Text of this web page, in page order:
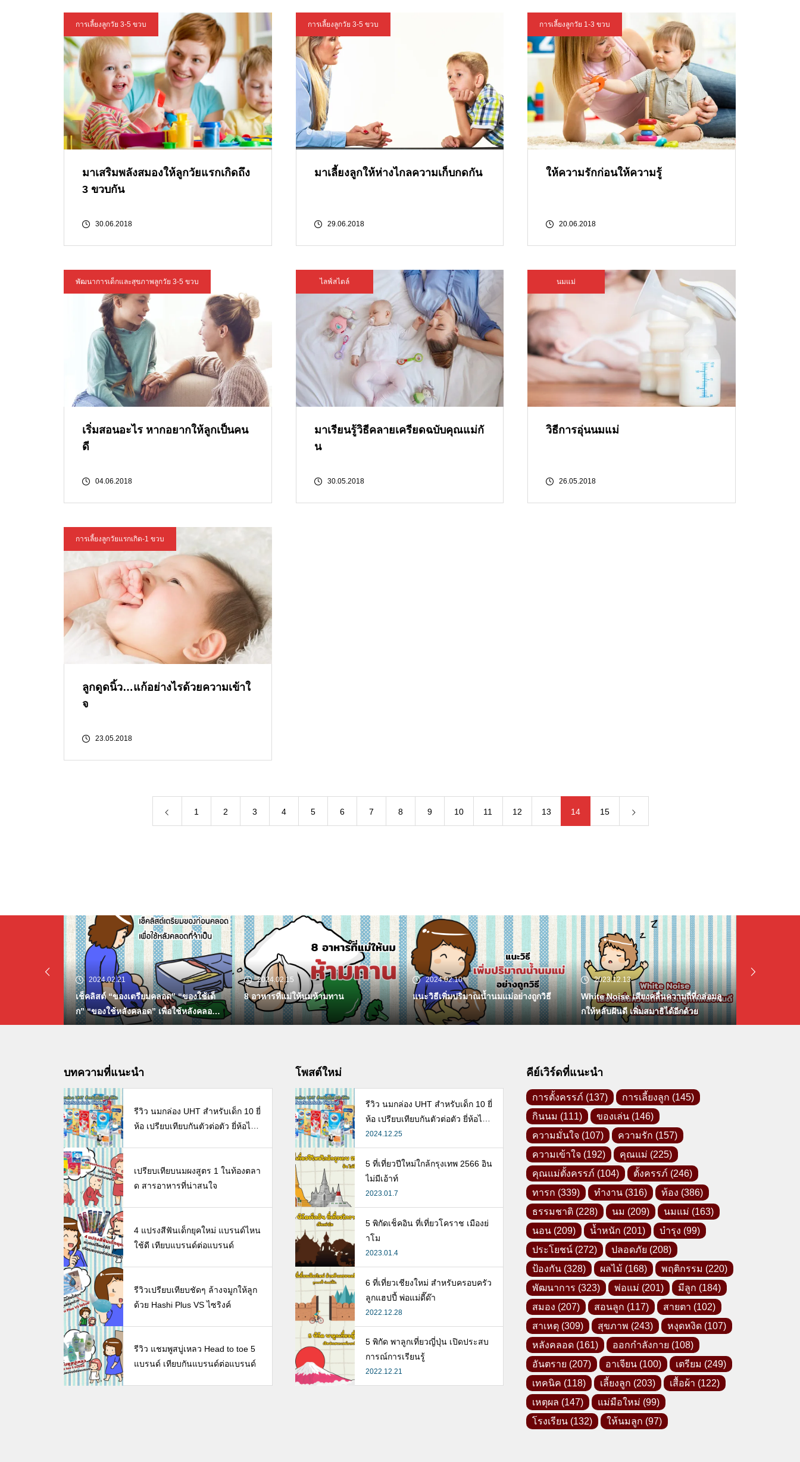
การเลี้ยงลูกวัย 3-5 ขวบ
มาเสริมพลังสมองให้ลูกวัยแรกเกิดถึง
3 ขวบกัน
30.06.2018
การเลี้ยงลูกวัย 3-5 ขวบ
มาเลี้ยงลูกให้ห่างไกลความเก็บกดกัน
29.06.2018
การเลี้ยงลูกวัย 1-3 ขวบ
ให้ความรักก่อนให้ความรู้
20.06.2018
พัฒนาการเด็กและสุขภาพลูกวัย 3-5 ขวบ
เริ่มสอนอะไร หากอยากให้ลูกเป็นคน
ดี
04.06.2018
ไลฟ์สไตล์
มาเรียนรู้วิธีคลายเครียดฉบับคุณแม่กั
น
30.05.2018
นมแม่
วิธีการอุ่นนมแม่
26.05.2018
การเลี้ยงลูกวัยแรกเกิด-1 ขวบ
ลูกดูดนิ้ว…แก้อย่างไรด้วยความเข้าใ
จ
23.05.2018
1 2 3 4 5 6 7 8 9 10 11 12 13 14 15
ลูก
2024.02.21
เช็คลิสต์ “ของเตรียมคลอด” “ของใช้เด็
ก” “ของใช้หลังคลอด” เพื่อใช้หลังคลอด
ที่จำเป็น
2024.02.15
8 อาหารที่แม่ให้นมห้ามทาน
2024.02.10
แนะวิธีเพิ่มปริมาณน้ำนมแม่อย่างถูกวิธี
2023.12.13
White Noise เสียงคลื่นความถี่ที่กล่อมลู
กให้หลับฝันดี เพิ่มสมาธิได้อีกด้วย
บทความที่แนะนำ
รีวิว นมกล่อง UHT สำหรับเด็ก 10 ยี่
ห้อ เปรียบเทียบกันตัวต่อตัว ยี่ห้อไห
เปรียบเทียบนมผงสูตร 1 ในท้องตลา
ด สารอาหารที่น่าสนใจ
4 แปรงสีฟันเด็กยุคใหม่ แบรนด์ไหน
ใช้ดี เทียบแบรนด์ต่อแบรนด์
รีวิวเปรียบเทียบชัดๆ ล้างจมูกให้ลูก
ด้วย Hashi Plus VS ไซริงค์
รีวิว แชมพูสบู่เหลว Head to toe 5
แบรนด์ เทียบกันแบรนด์ต่อแบรนด์
โพสต์ใหม่
รีวิว นมกล่อง UHT สำหรับเด็ก 10 ยี่
ห้อ เปรียบเทียบกันตัวต่อตัว ยี่ห้อไห
นดี พร้อมแนะวิธีการเลือกนมกล่องใ
ห้ลูก
2024.12.25
5 ที่เที่ยวปีใหม่ใกล้กรุงเทพ 2566 อิน
ไม่มีเอ้าท์
2023.01.7
5 พิกัดเช็คอิน ที่เที่ยวโคราช เมืองย่
าโม
2023.01.4
6 ที่เที่ยวเชียงใหม่ สำหรับครอบครัว
ลูกแฮปปี้ พ่อแม่ดี๊ด๊า
2022.12.28
5 พิกัด พาลูกเที่ยวญี่ปุ่น เปิดประสบ
การณ์การเรียนรู้
2022.12.21
คีย์เวิร์ดที่แนะนำ
การตั้งครรภ์ (137) การเลี้ยงลูก (145)
กินนม (111) ของเล่น (146)
ความมั่นใจ (107) ความรัก (157)
ความเข้าใจ (192) คุณแม่ (225)
คุณแม่ตั้งครรภ์ (104) ตั้งครรภ์ (246)
ทารก (339) ทำงาน (316) ท้อง (386)
ธรรมชาติ (228) นม (209) นมแม่ (163)
นอน (209) น้ำหนัก (201) บำรุง (99)
ประโยชน์ (272) ปลอดภัย (208)
ป้องกัน (328) ผลไม้ (168) พฤติกรรม (220)
พัฒนาการ (323) พ่อแม่ (201) มีลูก (184)
สมอง (207) สอนลูก (117) สายตา (102)
สาเหตุ (309) สุขภาพ (243) หงุดหงิด (107)
หลังคลอด (161) ออกกำลังกาย (108)
อันตราย (207) อาเจียน (100) เตรียม (249)
เทคนิค (118) เลี้ยงลูก (203) เสื้อผ้า (122)
เหตุผล (147) แม่มือใหม่ (99)
โรงเรียน (132) ให้นมลูก (97)